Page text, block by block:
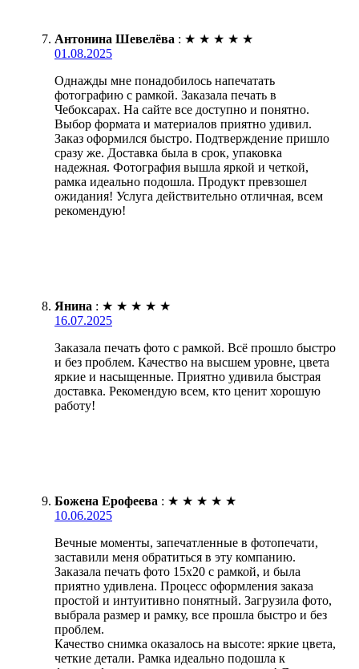
Антонина Шевелёва : ★ ★ ★ ★ ★
01.08.2025
Однажды мне понадобилось напечатать
фотографию с рамкой. Заказала печать в
Чебоксарах. На сайте все доступно и понятно.
Выбор формата и материалов приятно удивил.
Заказ оформился быстро. Подтверждение пришло
сразу же. Доставка была в срок, упаковка
надежная. Фотография вышла яркой и четкой,
рамка идеально подошла. Продукт превзошел
ожидания! Услуга действительно отличная, всем
рекомендую!
Янина : ★ ★ ★ ★ ★
16.07.2025
Заказала печать фото с рамкой. Всё прошло быстро
и без проблем. Качество на высшем уровне, цвета
яркие и насыщенные. Приятно удивила быстрая
доставка. Рекомендую всем, кто ценит хорошую
работу!
Божена Ерофеева : ★ ★ ★ ★ ★
10.06.2025
Вечные моменты, запечатленные в фотопечати,
заставили меня обратиться в эту компанию.
Заказала печать фото 15х20 с рамкой, и была
приятно удивлена. Процесс оформления заказа
простой и интуитивно понятный. Загрузила фото,
выбрала размер и рамку, все прошла быстро и без
проблем.
Качество снимка оказалось на высоте: яркие цвета,
четкие детали. Рамка идеально подошла к